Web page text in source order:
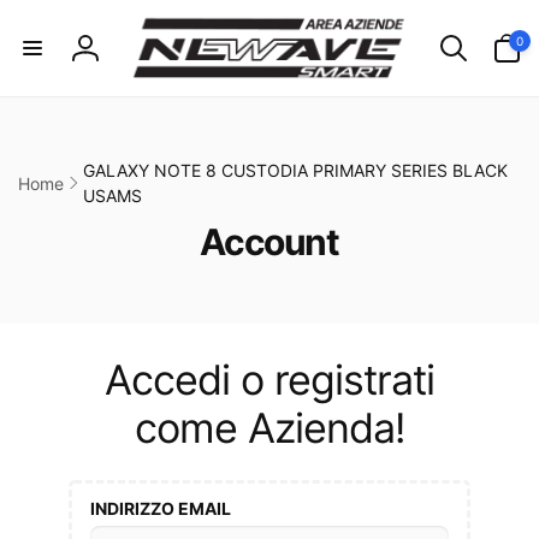
contenuti
Accedi
0
articoli
Home
GALAXY NOTE 8 CUSTODIA PRIMARY SERIES BLACK
USAMS
C
l
e
z
i
Account
Accedi o registrati
come Azienda!
INDIRIZZO EMAIL